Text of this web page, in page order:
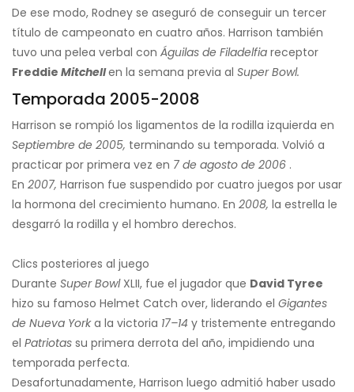
De ese modo, Rodney se aseguró de conseguir un tercer
título de campeonato en cuatro años. Harrison también
tuvo una pelea verbal con Águilas de Filadelfia receptor
Freddie Mitchellen la semana previa al Super Bowl.
Temporada 2005-2008
Harrison se rompió los ligamentos de la rodilla izquierda en
Septiembre de 2005, terminando su temporada. Volvió a
practicar por primera vez en 7 de agosto de 2006 .
En 2007, Harrison fue suspendido por cuatro juegos por usar
la hormona del crecimiento humano. En 2008, la estrella le
desgarró la rodilla y el hombro derechos.
Clics posteriores al juego
Durante Super BowlXLII, fue el jugador que David Tyree
hizo su famoso Helmet Catch over, liderando el Gigantes
de Nueva Yorka la victoria 17–14 y tristemente entregando
el Patriotas su primera derrota del año, impidiendo una
temporada perfecta.
Desafortunadamente, Harrison luego admitió haber usado